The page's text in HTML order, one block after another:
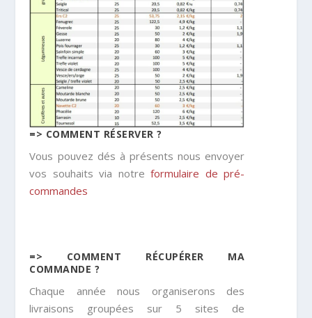
=> COMMENT RÉSERVER ?
Vous pouvez dés à présents nous envoyer
vos souhaits via notreformulaire de pré-
commandes
=> COMMENT RÉCUPÉRER MA
COMMANDE ?
Chaque année nous organiserons des
livraisons groupées sur 5 sites de